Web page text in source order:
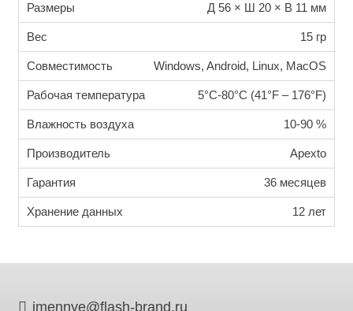
Размеры Д 56 × Ш 20 × В 11 мм
Вес 15 гр
Совместимость Windows, Android, Linux, MacOS
Рабочая температура 5°C-80°C (41°F – 176°F)
Влажность воздуха 10-90 %
Производитель Apexto
Гарантия 36 месяцев
Хранение данных 12 лет
imennye@flash-brand.ru